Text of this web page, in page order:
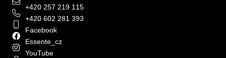
+420 257 219 115
+420 602 281 393
Facebook
Essente_cz
YouTube